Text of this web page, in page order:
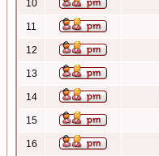
10
11
12
13
14
15
16